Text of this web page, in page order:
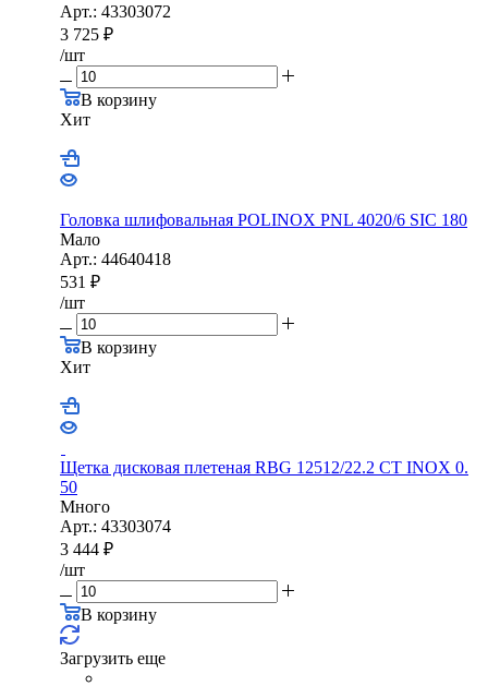
Арт.: 43303072
3 725 ₽
/шт
В корзину
Хит
Головка шлифовальная POLINOX PNL 4020/6 SIC 180
Мало
Арт.: 44640418
531 ₽
/шт
В корзину
Хит
Щетка дисковая плетеная RBG 12512/22.2 CТ INOX 0.
50
Много
Арт.: 43303074
3 444 ₽
/шт
В корзину
Загрузить еще